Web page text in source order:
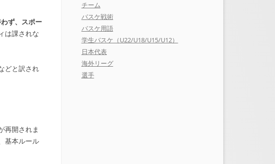
ず、スポー
は課されな
どと訳され
再開されま
基本ルール
チーム
バスケ戦術
バスケ用語
学生バスケ（U22/U18/U15/U12）
日本代表
海外リーグ
選手